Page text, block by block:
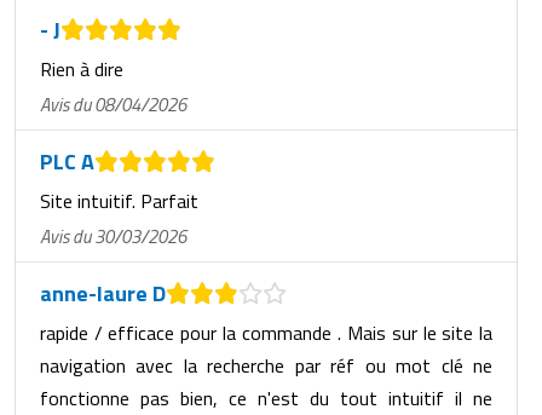
- J
Rien à dire
Avis du 08/04/2026
PLC A
Site intuitif. Parfait
Avis du 30/03/2026
anne-laure D
rapide / efficace pour la commande . Mais sur le site la
navigation avec la recherche par réf ou mot clé ne
fonctionne pas bien, ce n'est du tout intuitif il ne